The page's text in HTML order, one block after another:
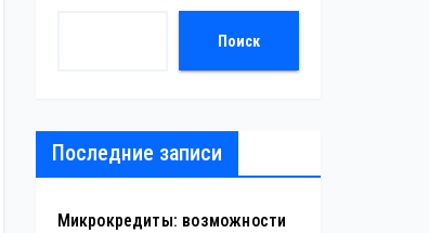
Поиск
Последние записи
Микрокредиты: возможности